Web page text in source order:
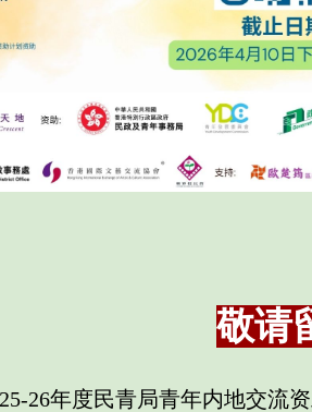
26年度民青局青年内地交流
敬请